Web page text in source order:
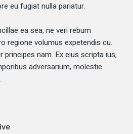
eu fugiat nulla pariatur.
ea sea, ne veri rebum
regione volumus expetendis cu.
principes nam. Ex eius scripta ius,
adversarium, molestie